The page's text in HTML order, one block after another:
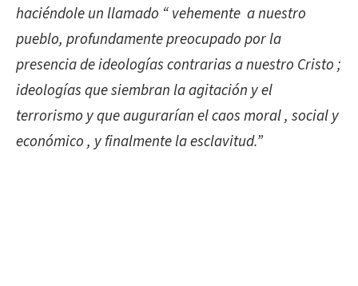
haciéndole un llamado “ vehemente a nuestro
pueblo, profundamente preocupado por la
presencia deideologías contrarias a nuestro Cristo;
ideologías que siembran la agitación y el
terrorismo y que augurarían elcaos moral , social y
económico , y finalmente la esclavitud.”